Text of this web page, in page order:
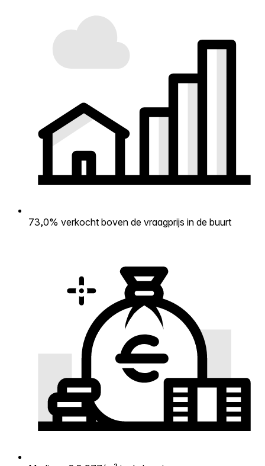
73,0% verkocht boven de vraagprijs in de buurt